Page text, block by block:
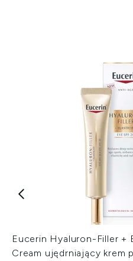
Eucerin Hyaluron-Filler +
Cream ujędrniający krem